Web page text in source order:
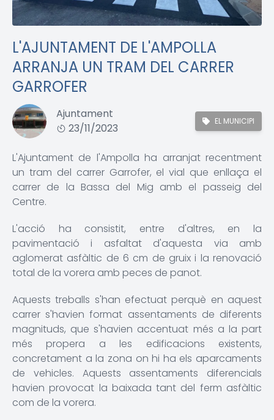
L'AJUNTAMENT DE L'AMPOLLA
ARRANJA UN TRAM DEL CARRER
GARROFER
Ajuntament
23/11/2023
EL MUNICIPI
L'Ajuntament de l'Ampolla ha arranjat recentment
un tram del carrer Garrofer, el vial que enllaça el
carrer de la Bassa del Mig amb el passeig del
Centre.
L'acció ha consistit, entre d'altres, en la
pavimentació i asfaltat d'aquesta via amb
aglomerat asfàltic de 6 cm de gruix i la renovació
total de la vorera amb peces de panot.
Aquests treballs s'han efectuat perquè en aquest
carrer s'havien format assentaments de diferents
magnituds, que s'havien accentuat més a la part
més propera a les edificacions existents,
concretament a la zona on hi ha els aparcaments
de vehicles. Aquests assentaments diferencials
havien provocat la baixada tant del ferm asfàltic
com de la vorera.